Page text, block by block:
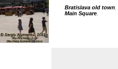
Bratislava old town.
Main Square.